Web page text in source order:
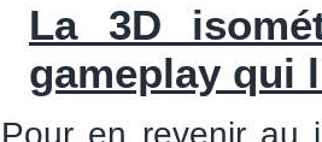
La 3D
gameplay qui
Pour en revenir au